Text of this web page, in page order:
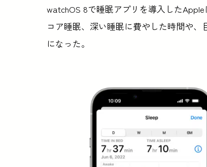
watchOS 8で睡眠アプリを導入した
コア睡眠、深い睡眠に費やした時間や
になった。